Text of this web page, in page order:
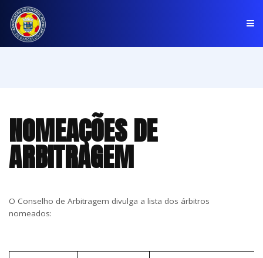
COMPETIÇÕES
NOTÍCIAS
CLUBES
NOMEAÇÕES DE
ARBITRAGEM
O Conselho de Arbitragem divulga a lista dos árbitros
nomeados: